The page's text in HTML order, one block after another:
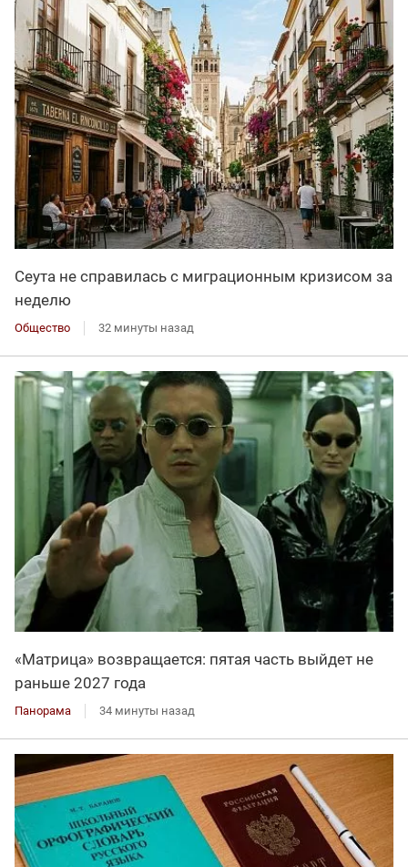
Сеута не справилась с миграционным кризисом за
неделю
Общество 32 минуты назад
«Матрица» возвращается: пятая часть выйдет не
раньше 2027 года
Панорама 34 минуты назад